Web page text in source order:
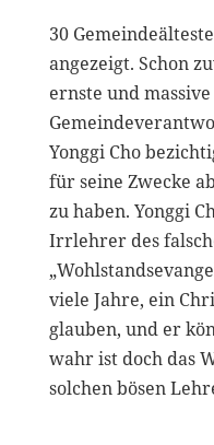
30
angezeigt. Schon
ernste und
Yonggi Cho
für seine Zwecke
zu haben. Yonggi
Irrlehrer des
viele Jahre, ein
glauben, und er
wahr ist doch das
solchen bösen